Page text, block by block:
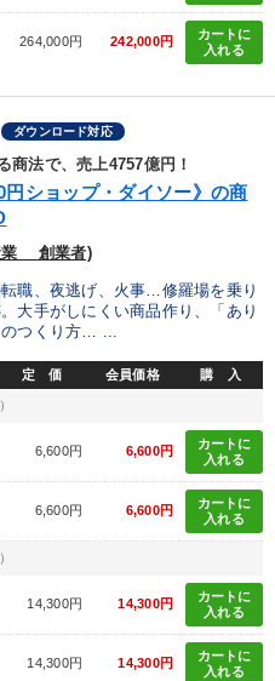
264,000円 242,000円
カートに
入れる
ダウンロード対応
商法で、売上4757億円！
円ショップ・ダイソー》の商
業 創業者)
職、夜逃げ、火事…修羅場を乗り
大手がしにくい商品作り、「あり
のつくり方… ...
定 価 会員価格 購 入
6,600円 6,600円
カートに
入れる
6,600円 6,600円
カートに
入れる
14,300円 14,300円
カートに
入れる
14,300円 14,300円
カートに
入れる